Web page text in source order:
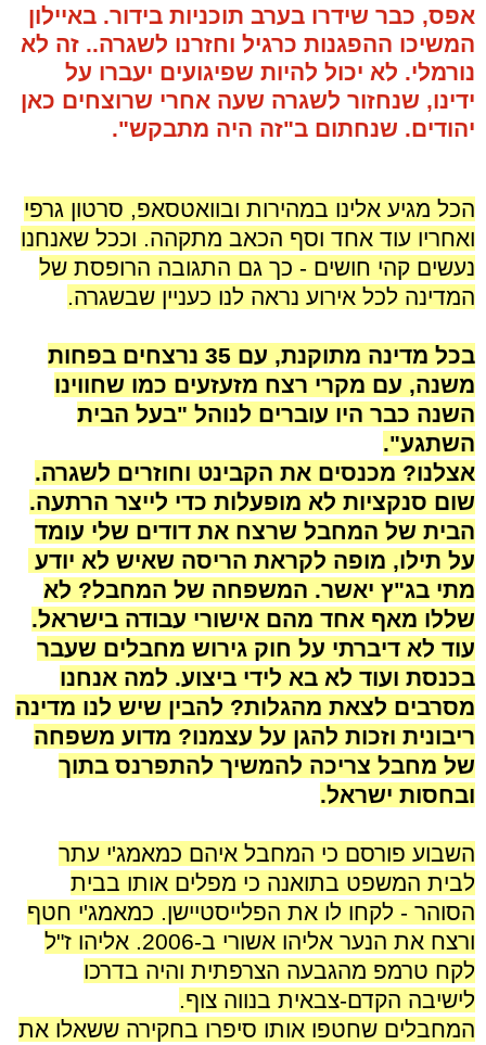
אפס, כבר שידרו בערב תוכניות בידור. באיילון
המשיכו ההפגנות כרגיל וחזרנו לשגרה.. זה לא
נורמלי. לא יכול להיות שפיגועים יעברו על
ידינו, שנחזור לשגרה שעה אחרי שרוצחים כאן
יהודים. שנחתום ב"זה היה מתבקש".
הכל מגיע אלינו במהירות ובוואטסאפ, סרטון גרפי
ואחריו עוד אחד וסף הכאב מתקהה. וככל שאנחנו
נעשים קהי חושים - כך גם התגובה הרופסת של
המדינה לכל אירוע נראה לנו כעניין שבשגרה.
בכל מדינה מתוקנת, עם 35 נרצחים בפחות
משנה, עם מקרי רצח מזעזעים כמו שחווינו
השנה כבר היו עוברים לנוהל "בעל הבית
השתגע".
אצלנו? מכנסים את הקבינט וחוזרים לשגרה.
שום סנקציות לא מופעלות כדי לייצר הרתעה.
הבית של המחבל שרצח את דודים שלי עומד
על תילו, מופה לקראת הריסה שאיש לא יודע
מתי בג"ץ יאשר. המשפחה של המחבל? לא
שללו מאף אחד מהם אישורי עבודה בישראל.
עוד לא דיברתי על חוק גירוש מחבלים שעבר
בכנסת ועוד לא בא לידי ביצוע. למה אנחנו
מסרבים לצאת מהגלות? להבין שיש לנו מדינה
ריבונית וזכות להגן על עצמנו? מדוע משפחה
של מחבל צריכה להמשיך להתפרנס בתוך
ובחסות ישראל.
השבוע פורסם כי המחבל איהם כמאמג'י עתר
לבית המשפט בתואנה כי מפלים אותו בבית
הסוהר - לקחו לו את הפלייסטיישן. כמאמג'י חטף
ורצח את הנער אליהו אשורי ב-2006. אליהו ז"ל
לקח טרמפ מהגבעה הצרפתית והיה בדרכו
לישיבה הקדם-צבאית בנווה צוף.
המחבלים שחטפו אותו סיפרו בחקירה ששאלו את